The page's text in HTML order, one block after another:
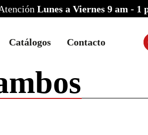
Lunes a Viernes 9 am - 1
Catálogos Contacto